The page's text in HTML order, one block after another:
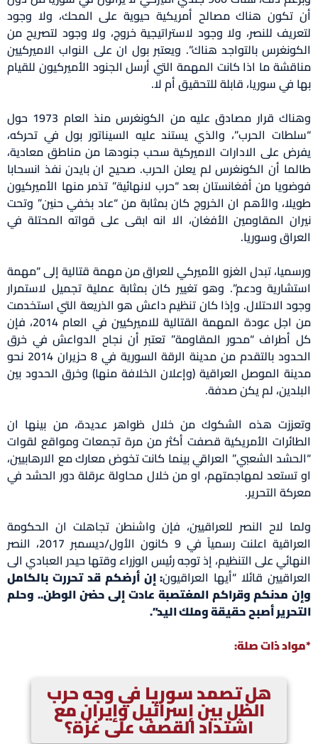
أن تكون هناك مصالح أمريكية حيوية على المحك، ولا وجود
لتعريف للنصر، ولا وجود لاستراتيجية خروج، ولا وجود لتصريح من
الكونغرس بالتواجد هناك”. ويعتبر بول ان على النواب الاميركيين
مناقشة ما اذا كانت المهمة التي أرسل الجنود الأميركيون للقيام
بها في سوريا، قابلة للتحقيق أم لا.
وهناك قرار مصادق عليه من الكونغرس منذ العام 1973 حول
“سلطات الحرب”، والذي يستند عليه السيناتور بول في تحركه،
يفرض على الادارات الاميركية سحب جنودها من مناطق معادية،
طالما أن الكونغرس لم يعلن الحرب. صحيح ان بايدن نفذ انسحابا
فوضويا من أفغانستان بعد “حرب لانهائية” تذمر منها الأميركيون
طويلا، والأهم ان الخروج كان بمثابة من “عاد بخفي حنين” وتحت
نيران المقاومين الأفغان، الا انه ابقى على قواته المحتلة في
العراق وسوريا.
ورسميا، تبدل الغزو الأميركي للعراق من مهمة قتالية إلى “مهمة
استشارية ودعم”. وهو تغيير كان بمثابة عملية تجميل لاستمرار
وجود الاحتلال. وإذا كان تنظيم داعش هو الذريعة التي استخدمت
من اجل عودة المهمة القتالية للاميركيين في العام 2014، فإن
كل أطراف “محور المقاومة” تعتبر أن نجاح الدواعش في خرق
الحدود بالتقدم من مدينة الرقة السورية في 8 حزيران 2014 نحو
مدينة الموصل العراقية (وإعلان الخلافة منها) وخرق الحدود بين
البلدين، لم يكن صدفة.
وتعززت هذه الشكوك من خلال ظواهر عديدة، من بينها ان
الطائرات الأمريكية قصفت أكثر من مرة تجمعات ومواقع لقوات
“الحشد الشعبي” العراقي بينما كانت تخوض معارك مع الارهابيين،
او تستعد لمهاجمتهم، او من خلال محاولة عرقلة دور الحشد في
معركة التحرير.
ولما لاح النصر للعراقيين، فإن واشنطن تجاهلت ان الحكومة
العراقية اعلنت رسمياً في 9 كانون الأول/ديسمبر 2017، النصر
النهائي على التنظيم، إذ توجه رئيس الوزراء وقتها حيدر العبادي الى
العراقيين قائلا “أيها العراقيون: إن أرضكم قد تحررت بالكامل
وإن مدنكم وقراكم المغتصبة عادت إلى حضن الوطن.. وحلم
التحرير أصبح حقيقة وملك اليد”.
*مواد ذات صلة:
هل تصمد سوريا في وجه حرب
الظل بين إسرائيل وإيران مع
اشتداد القصف على غزة؟